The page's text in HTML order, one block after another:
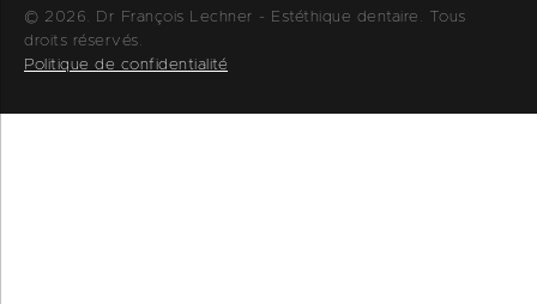
© 2026. Dr François Lechner - Estéthique dentaire. Tous
droits réservés.
Politique de confidentialité